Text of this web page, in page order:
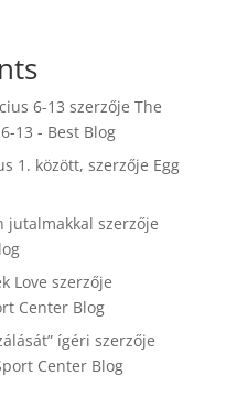
6-13 szerzője The
13 - Best Blog
1. között, szerzője Egg
jutalmakkal szerzője
Love szerzője
Center Blog
ígéri szerzője
Center Blog